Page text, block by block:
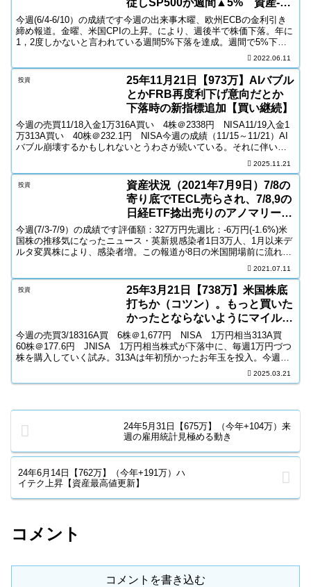
従しSP500が週間▲5% 資産-25
万円
今週(6/4-6/10）の成績です今週の出来事木曜、欧州ECBの金利引き
締め報道。金曜、米国CPIの上昇。により、週後半で株価下落。年に
1，2度しかないと言われている週間5%下落を達成。週間で5%下落
2022.06.11
投資
25年11月21日【973万】AIバブル
とかFRB再度利下げ意向だとか
下落時の新指標追加【買い継続】
今週の売買11/18入金1万316A買い 4株＠2338円 NISA11/19入金1
万313A買い 40株＠232.1円 NISA今週の成績（11/15～11/21）AI
バブル崩壊するかもしれないとうわさが続いている。それに伴い、
2025.11.21
投資
資産状況（2021年7月9日）7/8の
寄り底でTECL売らされ、7/8,9の
日経ETF捻出売りのアノマリーを
知らずに日経レバを買ってしまう
今週(7/3-7/9）の成績です評価額：327万円先週比：-6万円(-1.6%)米
国株の推移気になったニュース・英新規感染者1日3万人、1月以来デ
ルタ変異株により、感染者増。この報道が8日の米国開場前に流れ、
2021.07.11
投資
25年3月21日【738万】米国株底
打ちか（コツン）。もっと買いた
かったとならないようにマイルー
ル。
今週の売買3/18316A買 6株＠1,677円 NISA 1万円相当313A買
60株＠177.6円 JNISA 1万円相当株式が下落中に、毎週1万円づつ
株を購入していく試み。313Aは年初預かったお年玉を投入。今週の
2025.03.21
24年5月31日【675万】（今年+104万）来
週の雇用統計見極める動き
24年6月14日【762万】（今年+191万）ハ
イテク上昇【資産最高値更新】
コメント
コメントを書き込む